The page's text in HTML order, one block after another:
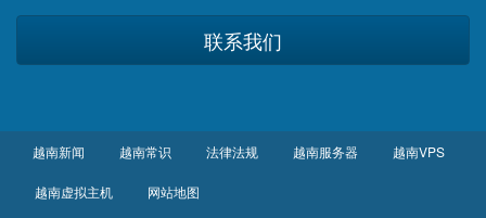
联系我们
越南新闻 越南常识 法律法规 越南服务器 越南VPS
越南虚拟主机 网站地图